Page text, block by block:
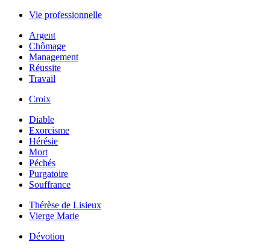
Vie professionnelle
Argent
Chômage
Management
Réussite
Travail
Croix
Diable
Exorcisme
Hérésie
Mort
Péchés
Purgatoire
Souffrance
Thérèse de Lisieux
Vierge Marie
Dévotion